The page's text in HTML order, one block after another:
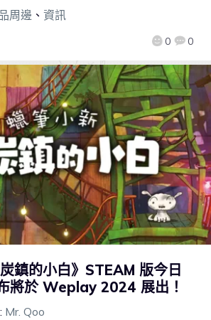
0 0
周邊 、 資訊
鎮的小白》STEAM 版今日
將於 Weplay 2024 展出！
Mr. Qoo